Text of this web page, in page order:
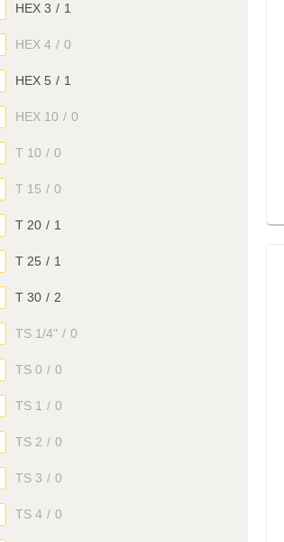
HEX 3 / 1
HEX 4 / 0
HEX 5 / 1
HEX 10 / 0
T 10 / 0
T 15 / 0
T 20 / 1
T 25 / 1
T 30 / 2
TS 1/4" / 0
TS 0 / 0
TS 1 / 0
TS 2 / 0
TS 3 / 0
TS 4 / 0